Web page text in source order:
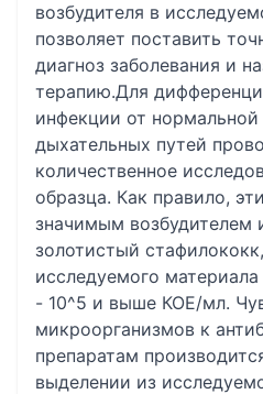
возбудителя в
позволяет поставить
диагноз заболевания и
терапию.Для
инфекции от
дыхательных путей
количественное
образца. Как правило,
значимым возбудителем
золотистый
исследуемого
- 10^5 и выше КОЕ/мл.
микроорганизмов к
препаратам
выделении из